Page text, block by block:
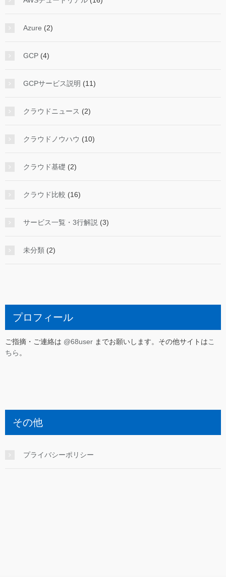
Azure (2)
GCP (4)
GCPサービス説明 (11)
クラウドニュース (2)
クラウドノウハウ (10)
クラウド基礎 (2)
クラウド比較 (16)
サービス一覧・3行解説 (3)
未分類 (2)
プロフィール
ご指摘・ご連絡は @68user までお願いします。その他サイトはこ
ちら。
その他
プライバシーポリシー